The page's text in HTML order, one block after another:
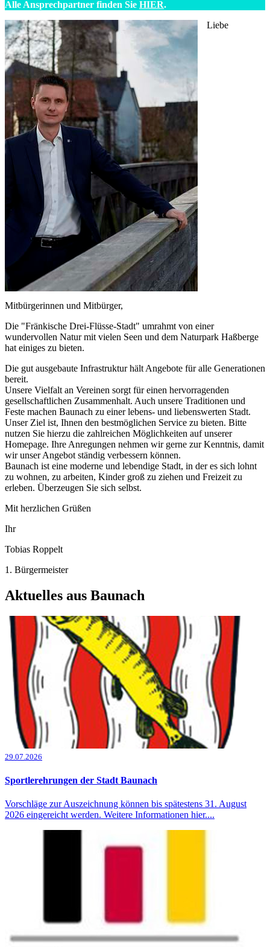
Alle Ansprechpartner finden Sie HIER.
Liebe
Mitbürgerinnen und Mitbürger,
Die "Fränkische Drei-Flüsse-Stadt" umrahmt von einer
wundervollen Natur mit vielen Seen und dem Naturpark Haßberge
hat einiges zu bieten.
Die gut ausgebaute Infrastruktur hält Angebote für alle Generationen
bereit.
Unsere Vielfalt an Vereinen sorgt für einen hervorragenden
gesellschaftlichen Zusammenhalt. Auch unsere Traditionen und
Feste machen Baunach zu einer lebens- und liebenswerten Stadt.
Unser Ziel ist, Ihnen den bestmöglichen Service zu bieten. Bitte
nutzen Sie hierzu die zahlreichen Möglichkeiten auf unserer
Homepage. Ihre Anregungen nehmen wir gerne zur Kenntnis, damit
wir unser Angebot ständig verbessern können.
Baunach ist eine moderne und lebendige Stadt, in der es sich lohnt
zu wohnen, zu arbeiten, Kinder groß zu ziehen und Freizeit zu
erleben. Überzeugen Sie sich selbst.
Mit herzlichen Grüßen
Ihr
Tobias Roppelt
1. Bürgermeister
Aktuelles aus Baunach
29.07.2026
Sportlerehrungen der Stadt Baunach
Vorschläge zur Auszeichnung können bis spätestens 31. August
2026 eingereicht werden. Weitere Informationen hier....